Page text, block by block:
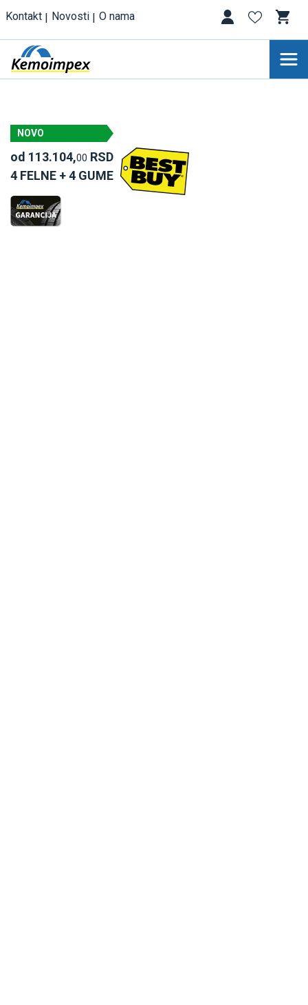
Kontakt Novosti O nama
NOVO
od 113.104,00 RSD
4 FELNE + 4 GUME